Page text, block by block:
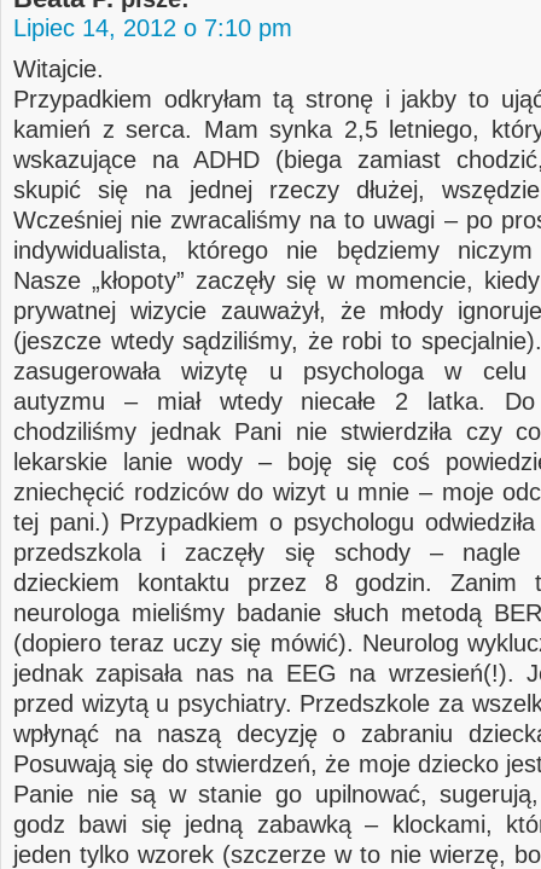
Lipiec 14, 2012 o 7:10 pm
Witajcie.
Przypadkiem odkryłam tą stronę i jakby to
kamień z serca. Mam synka 2,5 letniego,
wskazujące na ADHD (biega zamiast
skupić się na jednej rzeczy dłużej,
Wcześniej nie zwracaliśmy na to uwagi – po
indywidualista, którego nie będziemy niczym
Nasze „kłopoty” zaczęły się w momencie,
prywatnej wizycie zauważył, że młody
(jeszcze wtedy sądziliśmy, że robi to
zasugerowała wizytę u psychologa w celu
autyzmu – miał wtedy niecałe 2 latka. Do
chodziliśmy jednak Pani nie stwierdziła czy
lekarskie lanie wody – boję się coś
zniechęcić rodziców do wizyt u mnie – moje
tej pani.) Przypadkiem o psychologu
przedszkola i zaczęły się schody –
dzieckiem kontaktu przez 8 godzin. Zanim
neurologa mieliśmy badanie słuch metodą
(dopiero teraz uczy się mówić). Neurolog
jednak zapisała nas na EEG na wrzesień(!).
przed wizytą u psychiatry. Przedszkole za
wpłynąć na naszą decyzję o zabraniu
Posuwają się do stwierdzeń, że moje dziecko
Panie nie są w stanie go upilnować,
godz bawi się jedną zabawką – klockami,
jeden tylko wzorek (szczerze w to nie wierzę,